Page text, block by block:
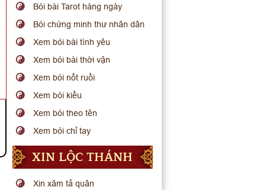
Bói bài Tarot hàng ngày
Bói chứng minh thư nhân dân
Xem bói bài tình yêu
Xem bói bài thời vận
Xem bói nốt ruồi
Xem bói kiều
Xem bói theo tên
Xem bói chỉ tay
XIN LỘC THÁNH
Xin xăm tả quân